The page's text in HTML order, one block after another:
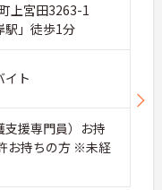
上宮田3263-1
駅」徒歩1分
イト
援専門員）お持
お持ちの方 ※未経